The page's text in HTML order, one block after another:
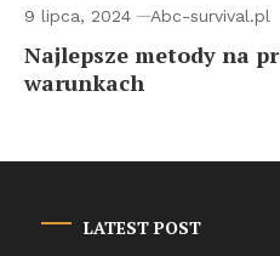
9 lipca, 2024 Abc-survival.pl
Najlepsze metody na
warunkach
LATEST POST